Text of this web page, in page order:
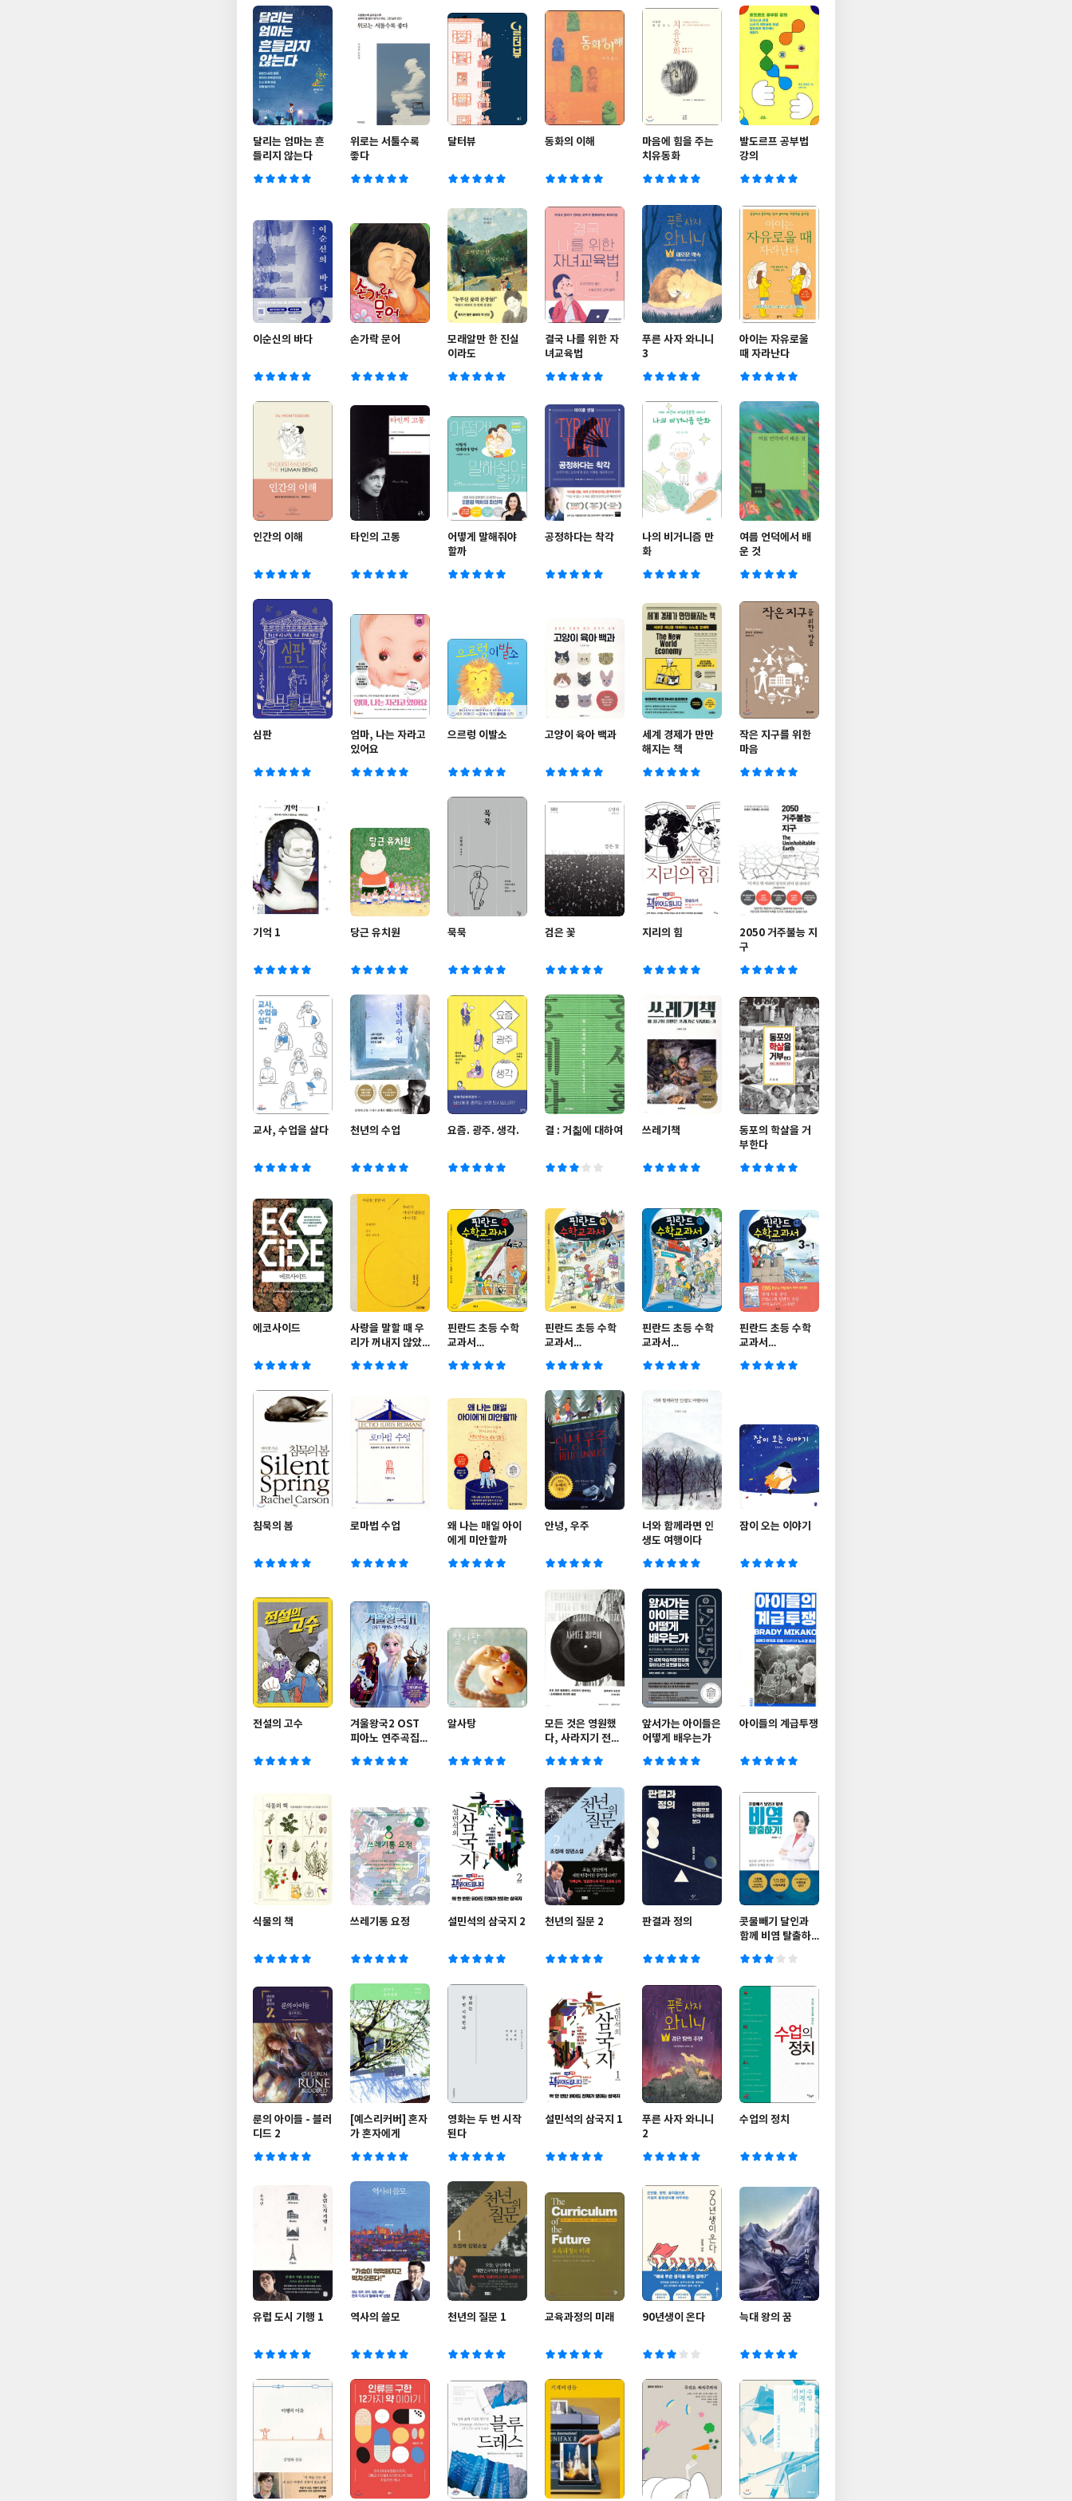
달리는 엄마는 흔
들리지 않는다
위로는 서툴수록
좋다
달터뷰 동화의 이해
마음에 힘을 주는
치유동화
발도르프 공부법
강의
이순신의 바다 손가락 문어
모래알만 한 진실
이라도
결국 나를 위한 자
녀교육법
푸른 사자 와니니
3
아이는 자유로울
때 자라난다
인간의 이해 타인의 고통
어떻게 말해줘야
할까
공정하다는 착각
나의 비거니즘 만
화
여름 언덕에서 배
운 것
심판
엄마, 나는 자라고
있어요
으르렁 이발소 고양이 육아 백과
세계 경제가 만만
해지는 책
작은 지구를 위한
마음
기억 1 당근 유치원 묵묵 검은 꽃 지리의 힘
2050 거주불능 지
구
교사, 수업을 살다 천년의 수업 요즘. 광주. 생각. 결 : 거칢에 대하여 쓰레기책
동포의 학살을 거
부한다
에코사이드
사랑을 말할 때 우
리가 꺼내지 않았
핀란드 초등 수학
교과서
핀란드 초등 수학
교과서
핀란드 초등 수학
교과서
핀란드 초등 수학
교과서
침묵의 봄 로마법 수업
왜 나는 매일 아이
에게 미안할까
안녕, 우주
너와 함께라면 인
생도 여행이다
잠이 오는 이야기
전설의 고수
겨울왕국2 OST
피아노 연주곡집
알사탕
모든 것은 영원했
다, 사라지기 전까
앞서가는 아이들은
어떻게 배우는가
아이들의 계급투쟁
식물의 책 쓰레기통 요정 설민석의 삼국지 2 천년의 질문 2 판결과 정의
콧물빼기 달인과
함께 비염 탈출하
룬의 아이들 - 블러
디드 2
[예스리커버] 혼자
가 혼자에게
영화는 두 번 시작
된다
설민석의 삼국지 1
푸른 사자 와니니
2
수업의 정치
유럽 도시 기행 1 역사의 쓸모 천년의 질문 1 교육과정의 미래 90년생이 온다 늑대 왕의 꿈